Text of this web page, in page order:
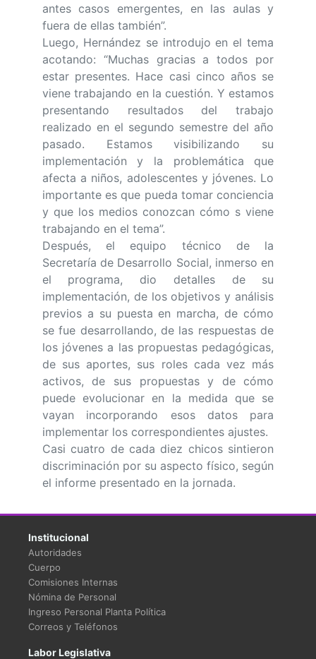
antes casos emergentes, en las aulas y
fuera de ellas también”.
Luego, Hernández se introdujo en el tema
acotando: “Muchas gracias a todos por
estar presentes. Hace casi cinco años se
viene trabajando en la cuestión. Y estamos
presentando resultados del trabajo
realizado en el segundo semestre del año
pasado. Estamos visibilizando su
implementación y la problemática que
afecta a niños, adolescentes y jóvenes. Lo
importante es que pueda tomar conciencia
y que los medios conozcan cómo s viene
trabajando en el tema”.
Después, el equipo técnico de la
Secretaría de Desarrollo Social, inmerso en
el programa, dio detalles de su
implementación, de los objetivos y análisis
previos a su puesta en marcha, de cómo
se fue desarrollando, de las respuestas de
los jóvenes a las propuestas pedagógicas,
de sus aportes, sus roles cada vez más
activos, de sus propuestas y de cómo
puede evolucionar en la medida que se
vayan incorporando esos datos para
implementar los correspondientes ajustes.
Casi cuatro de cada diez chicos sintieron
discriminación por su aspecto físico, según
el informe presentado en la jornada.
Institucional
Autoridades
Cuerpo
Comisiones Internas
Nómina de Personal
Ingreso Personal Planta Política
Correos y Teléfonos
Labor Legislativa